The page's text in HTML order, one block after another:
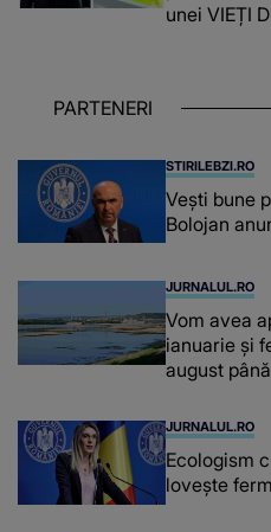
unei VIEȚI
PARTENERI
STIRILEBZI.RO
Vești bune
Bolojan
JURNALUL.RO
Vom avea
ianuarie și
august
JURNALUL.RO
Ecologism
lovește